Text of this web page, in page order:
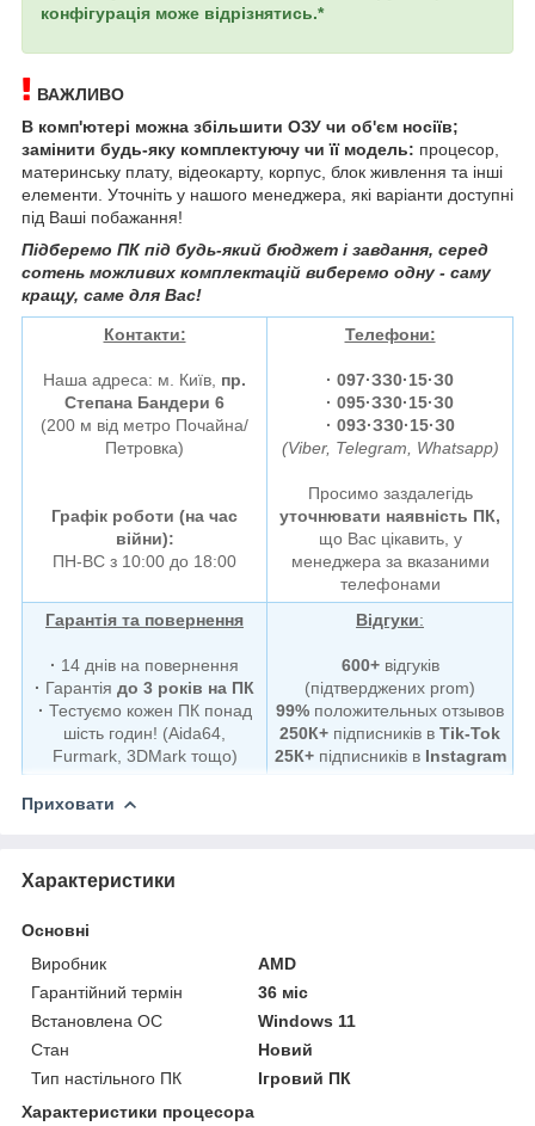
конфігурація може відрізнятись.*
ВАЖЛИВО
В комп'ютері можна збільшити ОЗУ чи об'єм носіїв;
замінити будь-яку комплектуючу чи її модель: процесор,
материнську плату, відеокарту, корпус, блок живлення та інші
елементи. Уточніть у нашого менеджера, які варіанти доступні
під Ваші побажання!
Підберемо ПК під будь-який бюджет і завдання, серед
сотень можливих комплектацій виберемо одну - саму
кращу, саме для Вас!
Контакти:
Наша адреса: м. Київ, пр.
Степана Бандери 6
(200 м від метро Почайна/
Петровка)
Графік роботи (на час
війни):
ПН-ВС з 10:00 до 18:00
Телефони:
· 097·ЗЗ0·15·З0
· 095·ЗЗ0·15·З0
· 09З·ЗЗ0·15·З0
(Viber, Telegram, Whatsapp)
Просимо заздалегідь
уточнювати наявність ПК,
що Вас цікавить, у
менеджера за вказаними
телефонами
Гарантія та повернення
· 14 днів на повернення
· Гарантія до 3 років на ПК
· Тестуємо кожен ПК понад
шість годин! (Aida64,
Furmark, 3DMark тощо)
Відгуки:
600+ відгуків
(підтверджених prom)
99% положительных отзывов
250К+ підписників в Tik-Tok
25К+ підписників в Instagram
Приховати
Характеристики
Основні
Виробник
AMD
Гарантійний термін
36 міс
Встановлена ОС
Windows 11
Стан
Новий
Тип настільного ПК
Ігровий ПК
Характеристики процесора